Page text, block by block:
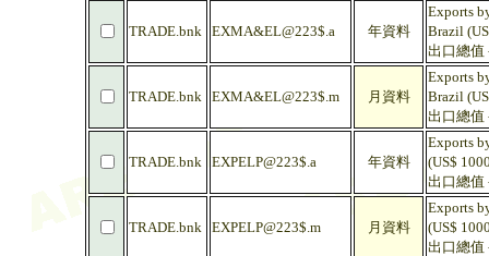
TRADE.bnk EXMA&EL@223$.a 年資料
Exports
Brazil
出口總值
TRADE.bnk EXMA&EL@223$.m 月資料
Exports
Brazil
出口總值
TRADE.bnk EXPELP@223$.a 年資料
Exports
(US$
出口總值
TRADE.bnk EXPELP@223$.m 月資料
Exports
(US$
出口總值